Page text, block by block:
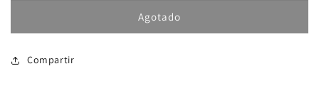
camara
camara
Agotado
Compartir